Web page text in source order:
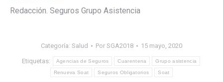
Redacción. Seguros Grupo Asistencia
Categoría: Salud Por SGA2018 15 mayo, 2020
Etiquetas: Agencias de Seguros Cuarentena Grupo asistencia
Renueva Soat Seguros Obligatorios Soat